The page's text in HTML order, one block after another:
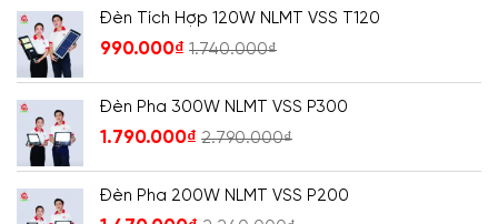
Đèn Tích Hợp 120W NLMT VSS T120
990.000₫ 1.740.000₫
Đèn Pha 300W NLMT VSS P300
1.790.000₫ 2.790.000₫
Đèn Pha 200W NLMT VSS P200